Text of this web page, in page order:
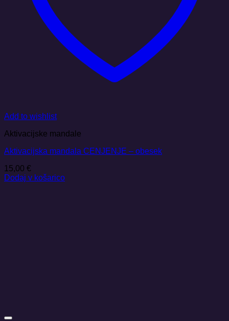
Add to wishlist
Aktivacijske mandale
Aktivacijska mandala CENJENJE – obesek
15,00 €
Dodaj v košarico